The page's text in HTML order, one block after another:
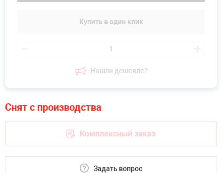
Нашли дешевле?
Купить в один клик
Комплексный заказ
Задать вопрос